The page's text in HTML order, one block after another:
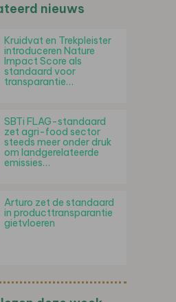
nieuws
Kruidvat en Trekpleister
introduceren Nature
Impact Score als
standaard voor
transparantie…
SBTi FLAG-standaard
zet agri-food sector
steeds meer onder druk
om landgerelateerde
emissies…
Arturo zet de standaard
in producttransparantie
gietvloeren